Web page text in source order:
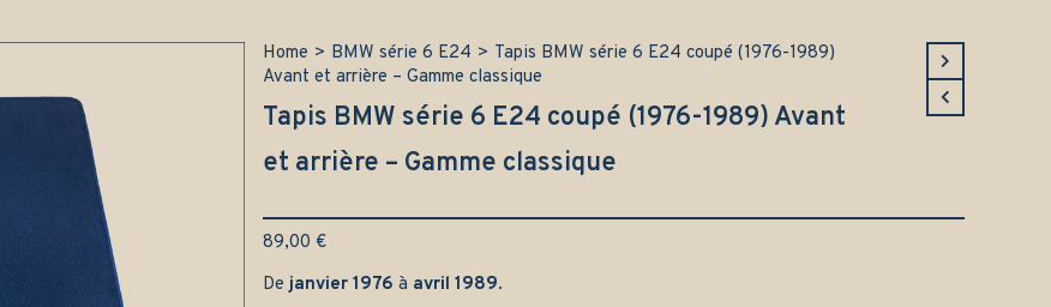
Home > BMW série 6 E24 > Tapis BMW série 6 E24 coupé (1976-1989)
Avant et arrière – Gamme classique
Tapis BMW série 6 E24 coupé (1976-1989) Avant
et arrière – Gamme classique
89,00 €
De janvier 1976 à avril 1989.